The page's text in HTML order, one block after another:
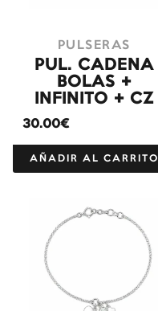
PULSERAS
PUL. CADENA
BOLAS +
INFINITO + CZ
30.00€
AÑADIR AL CARRITO